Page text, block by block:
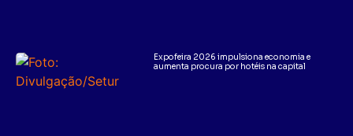
Expofeira 2026 impulsiona economia e
aumenta procura por hotéis na capital